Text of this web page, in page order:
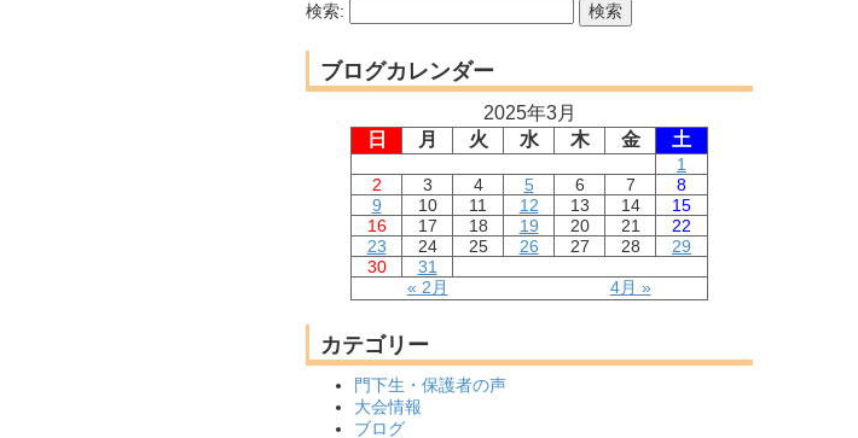
検索:
ブログカレンダー
2025年3月
日
月 火 水 木 金 土
« 2月 4月 »
1
2
3 4 5 6 7
8
9
10 11 12 13 14
15
16
17 18 19 20 21
22
23
24 25 26 27 28
29
30
31
カテゴリー
門下生・保護者の声
大会情報
ブログ